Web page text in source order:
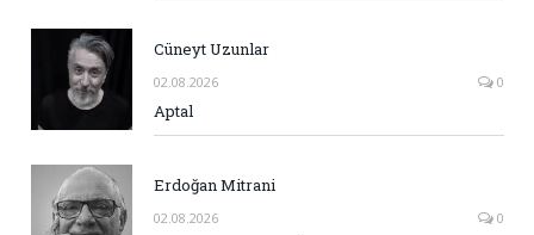
Cüneyt Uzunlar
02.08.2026 0
Aptal
Erdoğan Mitrani
02.08.2026 0